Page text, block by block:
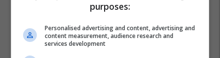
purposes:
Personalised advertising and content, advertising and
content measurement, audience research and
services development